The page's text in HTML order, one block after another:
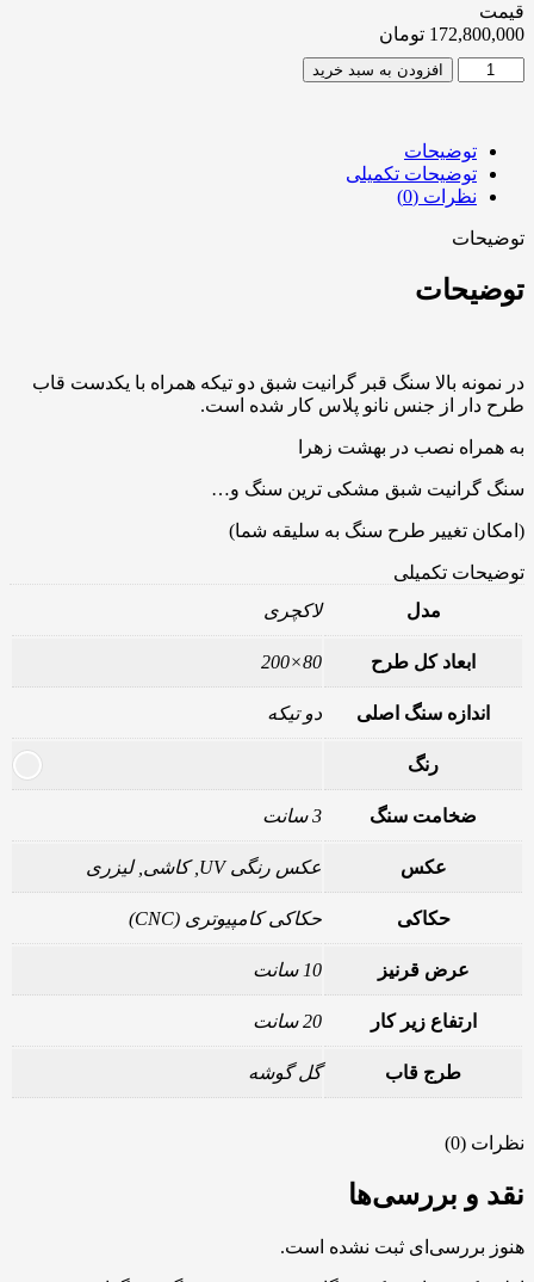
قیمت
172,800,000 تومان
افزودن به سبد خرید
توضیحات
توضیحات تکمیلی
نظرات (0)
توضیحات
توضیحات
در نمونه بالا سنگ قبر گرانیت شبق دو تیکه همراه با یکدست قاب
طرح دار از جنس نانو پلاس کار شده است.
به همراه نصب در بهشت زهرا
سنگ گرانیت شبق مشکی ترین سنگ و…
(امکان تغییر طرح سنگ به سلیقه شما)
توضیحات تکمیلی
مدل
لاکچری
ابعاد کل طرح 80×200
اندازه سنگ اصلی دو تیکه
رنگ
ضخامت سنگ 3 سانت
عکس عکس رنگی UV, کاشی, لیزری
حکاکی حکاکی کامپیوتری (CNC)
عرض قرنیز 10 سانت
ارتفاع زیر کار 20 سانت
طرج قاب گل گوشه
نظرات (0)
نقد و بررسی‌ها
هنوز بررسی‌ای ثبت نشده است.